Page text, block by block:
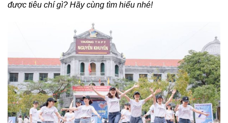
được tiêu chí gì? Hãy cùng tìm hiểu nhé!